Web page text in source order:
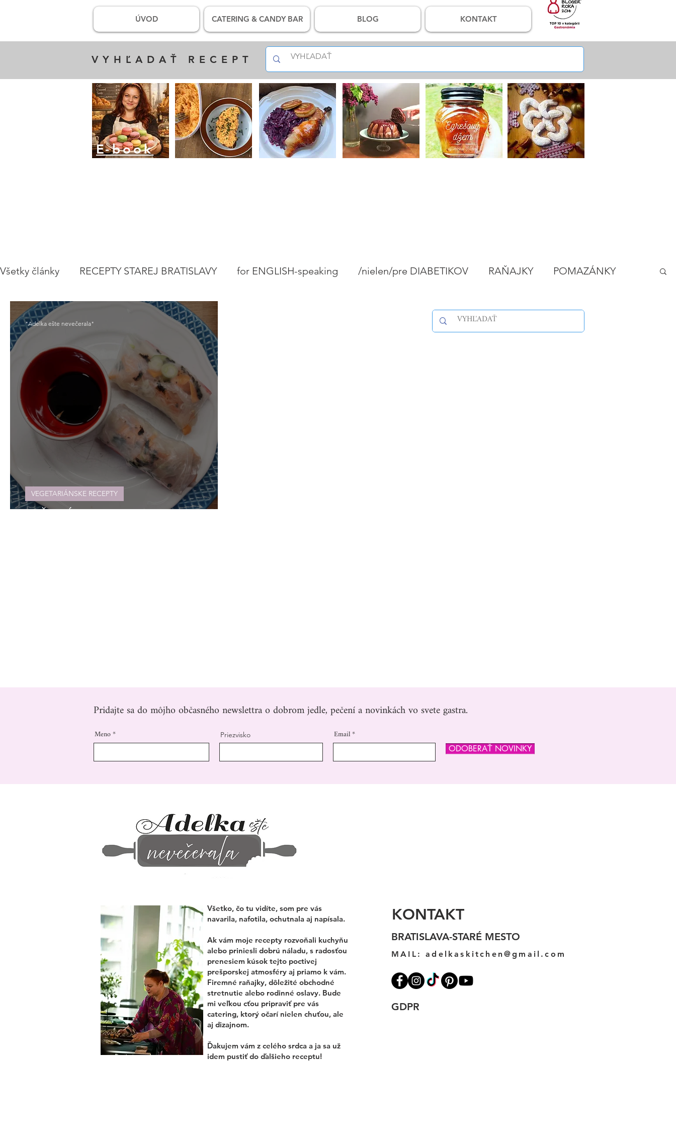
ÚVOD CATERING & CANDY BAR BLOG KONTAKT
VYHĽADAŤ RECEPT
E-book
Všetky články RECEPTY STAREJ BRATISLAVY for ENGLISH-speaking /nielen/pre DIABETIKOV RAŇAJKY POMAZÁNKY
POLIEVKY VEGETARIÁNSKE RECEPTY MÄSO/RYBY/MORSKÉ PLODY VEČERA - RÝCHLO A LACNO
ZAVÁRAME VIANOCE A SVIATKY CESTOVANIE
VEGETARIÁNSKE RECEPTY
"Adelka ešte nevečerala"
Pridajte sa do môjho občasného newslettra o dobrom jedle, pečení a novinkách vo svete gastra.
Meno Priezvisko Email
ODOBERAŤ NOVINKY
Všetko, čo tu vidíte, som pre vás
navarila, nafotila, ochutnala aj napísala.
Ak vám moje recepty rozvoňali kuchyňu
alebo priniesli dobrú náladu, s radosťou
prenesiem kúsok tejto poctivej
prešporskej atmosféry aj priamo k vám.
Firemné raňajky, dôležité obchodné
stretnutie alebo rodinné oslavy. Bude
mi veľkou cťou pripraviť pre vás
catering, ktorý očarí nielen chuťou, ale
aj dizajnom.
Ďakujem vám z celého srdca a ja sa už
idem pustiť do ďalšieho receptu!
KONTAKT
BRATISLAVA-STARÉ MESTO
MAIL: adelkaskitchen@gmail.com
GDPR